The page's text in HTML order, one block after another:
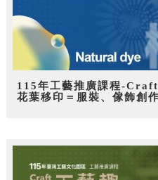
115年工藝推廣課程-
花葉移印＝服裝、傢飾創